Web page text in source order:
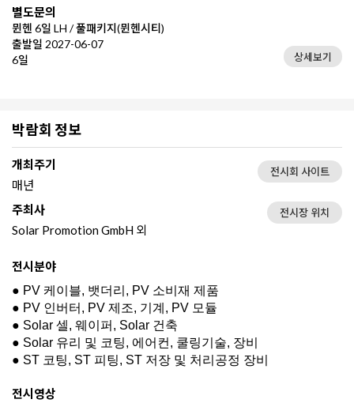
별도문의
뮌헨 6일 LH / 풀패키지(뮌헨시티)
출발일 2027-06-07
6일
상세보기
박람회 정보
개최주기
매년
전시회 사이트
주최사
Solar Promotion GmbH 외
전시장 위치
전시분야
● PV 케이블, 뱃더리, PV 소비재 제품
● PV 인버터, PV 제조, 기계, PV 모듈
● Solar 셀, 웨이퍼, Solar 건축
● Solar 유리 및 코팅, 에어컨, 쿨링기술, 장비
● ST 코팅, ST 피팅, ST 저장 및 처리공정 장비
전시영상